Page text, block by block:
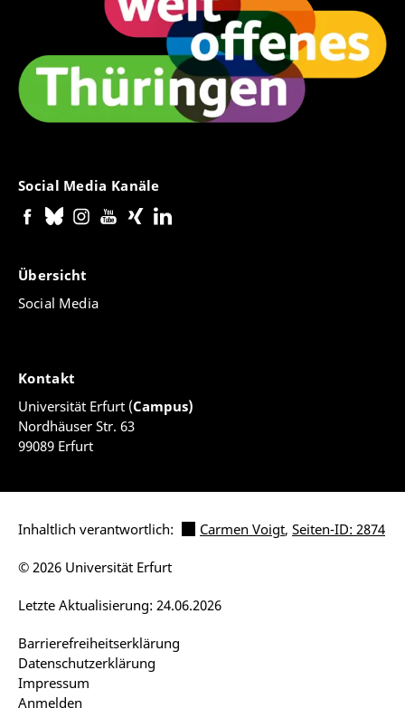
Social Media Kanäle
Übersicht
Social Media
Kontakt
Universität Erfurt (Campus)
Nordhäuser Str. 63
99089 Erfurt
Inhaltlich verantwortlich: Carmen Voigt, Seiten-ID: 2874
Barrierefreiheitserklärung
Datenschutzerklärung
Impressum
Anmelden
Letzte Aktualisierung: 24.06.2026
© 2026 Universität Erfurt